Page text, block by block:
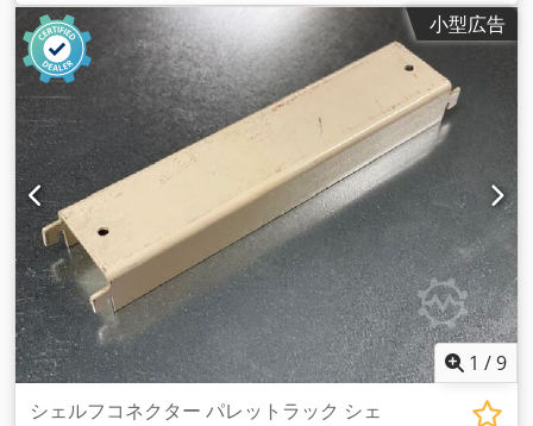
85×35×2.00mm 全長：約270mm クリア幅：約198mm
Csdpoi Hn Uijfx Ammsrf 棚板間隔：約200mm 重量：約
0.430kg｜個数：1個 04x 六角頭付きネジ、M8 x 20 8.8. 04x 六
角ナット、M8 04xワッシャ、M8 アイテムに関する一般的な情
報です。 この商品は、回収のみの提供です。この商品の追加輸
送または発送には追加費用が発生し、配送先または配送範囲に
応じて、弊社に別途依頼す ることができます。
小型広告
1 /9
シェルフコネクター パレットラック シェ